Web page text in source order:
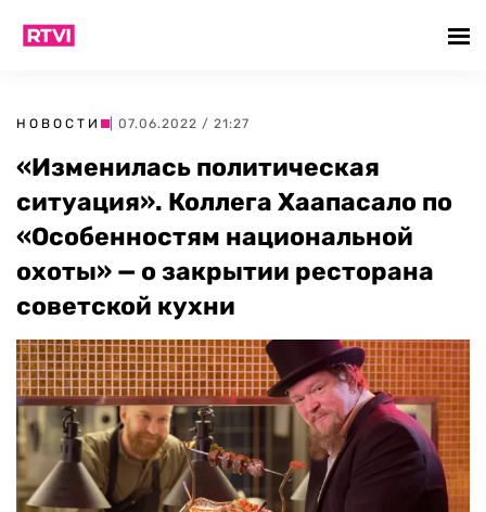
НОВОСТИ | 07.06.2022 / 21:27
«Изменилась политическая
ситуация». Коллега Хаапасало по
«Особенностям национальной
охоты» — о закрытии ресторана
советской кухни